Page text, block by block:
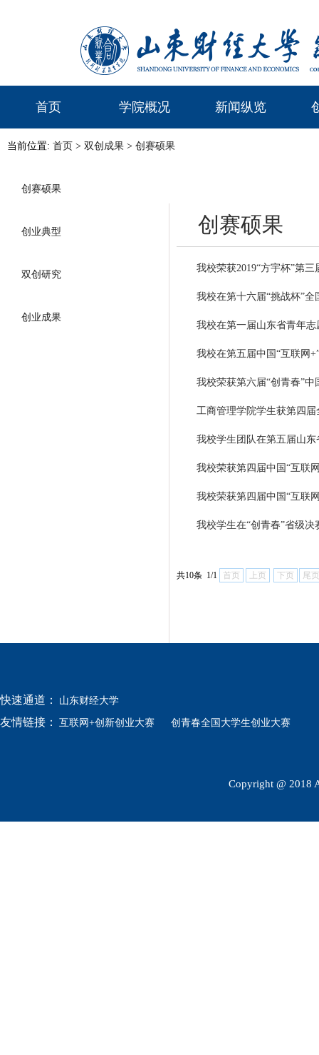
首页 学院概况 新闻纵览
当前位置: 首页 > 双创成果 > 创赛硕果
创赛硕果
创业典型
双创研究
创业成果
创赛硕果
我校荣获2019“方宇杯”第
我校在第十六届“挑战杯”
我校在第一届山东省青年
我校在第五届中国“互联网
我校荣获第六届“创青春”
工商管理学院学生获第四
我校学生团队在第五届山
我校荣获第四届中国“互联
我校荣获第四届中国“互联
我校学生在“创青春”省级决
共10条 1/1 首页 上页 下页 尾页
快速通道： 山东财经大学
友情链接： 互联网+创新创业大赛 创青春全国大学生创业大赛
Copyright @ 2018